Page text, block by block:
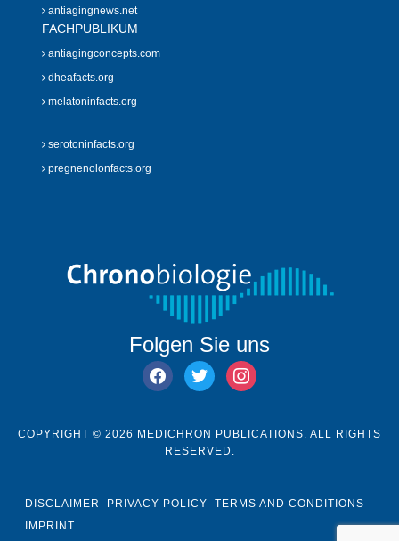
antiagingnews.net
FACHPUBLIKUM
antiagingconcepts.com
dheafacts.org
melatoninfacts.org
serotoninfacts.org
pregnenolonfacts.org
Folgen Sie uns
facebook
twitter instagram
COPYRIGHT © 2026 MEDICHRON PUBLICATIONS. ALL RIGHTS
RESERVED.
DISCLAIMER PRIVACY POLICY
TERMS AND CONDITIONS
IMPRINT